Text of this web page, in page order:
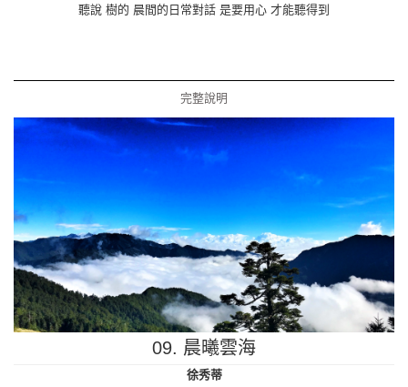
聽說 樹的 晨間的日常對話 是要用心 才能聽得到
09. 晨曦雲海
徐秀蒂